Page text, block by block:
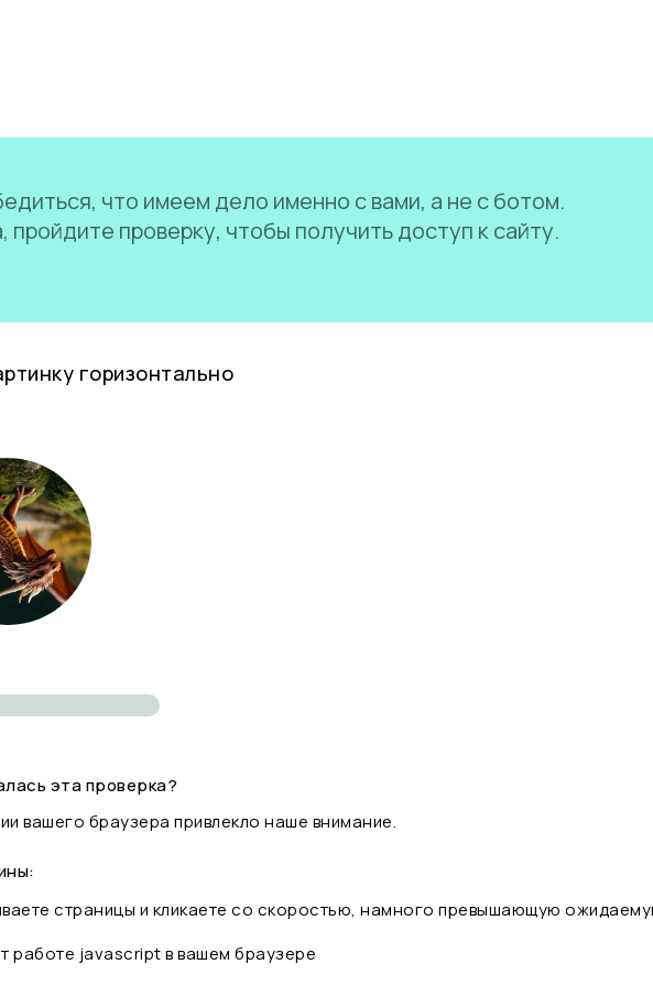
что имеем дело именно с вами, а не с ботом.
пройдите проверку, чтобы получить доступ к сайту.
горизонтально
эта проверка?
вашего браузера привлекло наше внимание.
страницы и кликаете со скоростью, намного превышающую
работе javascript в вашем браузере